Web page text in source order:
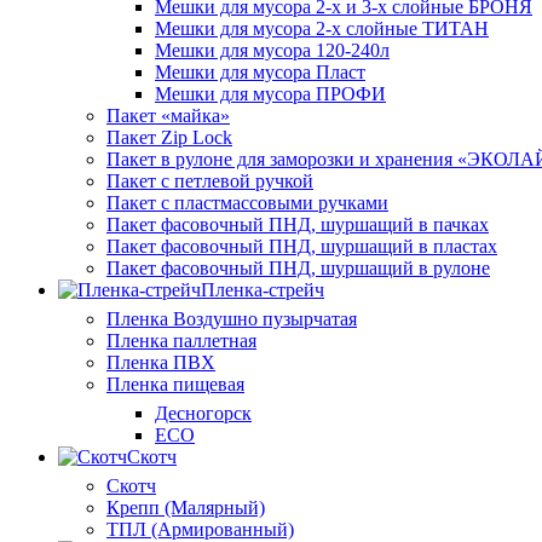
Мешки для мусора 2-х и 3-х слойные БРОНЯ
Мешки для мусора 2-х слойные ТИТАН
Мешки для мусора 120-240л
Мешки для мусора Пласт
Мешки для мусора ПРОФИ
Пакет «майка»
Пакет Zip Lock
Пакет в рулоне для заморозки и хранения
Пакет с петлевой ручкой
Пакет с пластмассовыми ручками
Пакет фасовочный ПНД, шуршащий в пачках
Пакет фасовочный ПНД, шуршащий в пластах
Пакет фасовочный ПНД, шуршащий в рулоне
Пленка-стрейч
Пленка Воздушно пузырчатая
Пленка паллетная
Пленка ПВХ
Пленка пищевая
Десногорск
ECO
Скотч
Скотч
Крепп (Малярный)
ТПЛ (Армированный)